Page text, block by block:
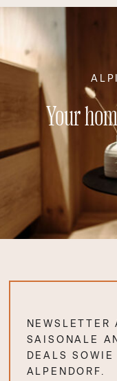
Your
NEWSLETTER
SAISONALE
DEALS
ALPENDORF.